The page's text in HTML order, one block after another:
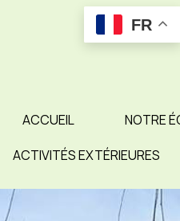
FR
ACCUEIL NOTRE
ACTIVITÉS EXTÉRIEURES